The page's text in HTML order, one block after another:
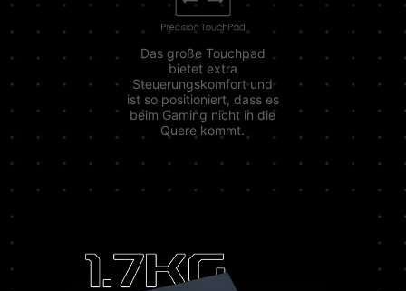
Das große Touchpad
bietet extra
Steuerungskomfort und
ist so positioniert, dass es
beim Gaming nicht in die
Quere kommt.